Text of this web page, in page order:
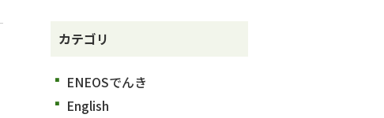
カテゴリ
ENEOSでんき
English